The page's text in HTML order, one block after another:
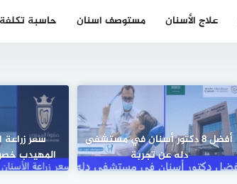
علاج الأسنان مستوصف اسنان حاسبة تكلفة
أفضل 8 دكتور أسنان في مستشفى
دله عن تجربة
سعر
المهيدب